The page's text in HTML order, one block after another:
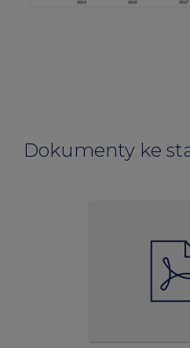
Dokumenty ke